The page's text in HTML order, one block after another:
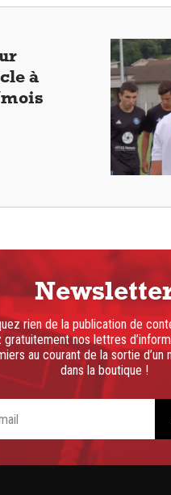
à
rien de la publication de
nos lettres
au courant de la sortie d’un
dans la boutique !